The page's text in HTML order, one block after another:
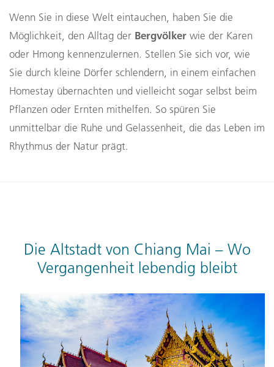
Wenn Sie in diese Welt eintauchen, haben Sie die
Möglichkeit, den Alltag der Bergvölker wie der Karen
oder Hmong kennenzulernen. Stellen Sie sich vor, wie
Sie durch kleine Dörfer schlendern, in einem einfachen
Homestay übernachten und vielleicht sogar selbst beim
Pflanzen oder Ernten mithelfen. So spüren Sie
unmittelbar die Ruhe und Gelassenheit, die das Leben im
Rhythmus der Natur prägt.
Die Altstadt von Chiang Mai – Wo
Vergangenheit lebendig bleibt